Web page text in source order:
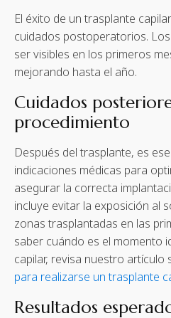
El éxito de un trasplante
cuidados postoperatorios.
ser visibles en los primeros
mejorando hasta el año.
Cuidados
procedimiento
Después del trasplante, es
indicaciones médicas para
asegurar la correcta
incluye evitar la exposición al
zonas trasplantadas en las
saber cuándo es el momento
capilar, revisa nuestro artículo
para realizarse un trasplante
Resultados